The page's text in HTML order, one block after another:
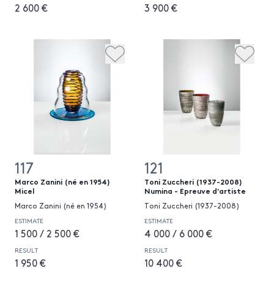
2 600 € 3 900 €
117
Marco Zanini (né en 1954)
Micel
Marco Zanini (né en 1954)
ESTIMATE
1 500 / 2 500 €
RESULT
1 950 €
121
Toni Zuccheri (1937-2008)
Numina - Epreuve d'artiste
Toni Zuccheri (1937-2008)
ESTIMATE
4 000 / 6 000 €
RESULT
10 400 €